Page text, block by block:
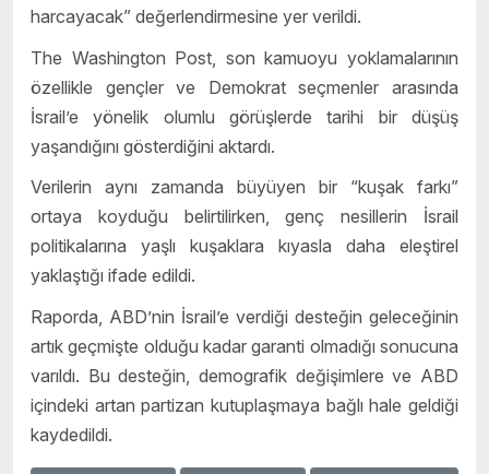
harcayacak” değerlendirmesine yer verildi.
The Washington Post, son kamuoyu yoklamalarının
özellikle gençler ve Demokrat seçmenler arasında
İsrail’e yönelik olumlu görüşlerde tarihi bir düşüş
yaşandığını gösterdiğini aktardı.
Verilerin aynı zamanda büyüyen bir “kuşak farkı”
ortaya koyduğu belirtilirken, genç nesillerin İsrail
politikalarına yaşlı kuşaklara kıyasla daha eleştirel
yaklaştığı ifade edildi.
Raporda, ABD’nin İsrail’e verdiği desteğin geleceğinin
artık geçmişte olduğu kadar garanti olmadığı sonucuna
varıldı. Bu desteğin, demografik değişimlere ve ABD
içindeki artan partizan kutuplaşmaya bağlı hale geldiği
kaydedildi.